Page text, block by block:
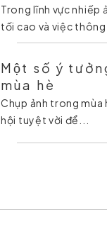
Trong lĩnh vực nhiếp
tối cao và việc
Một số ý
mùa hè
Chụp ảnh trong mùa
hội tuyệt vời để...